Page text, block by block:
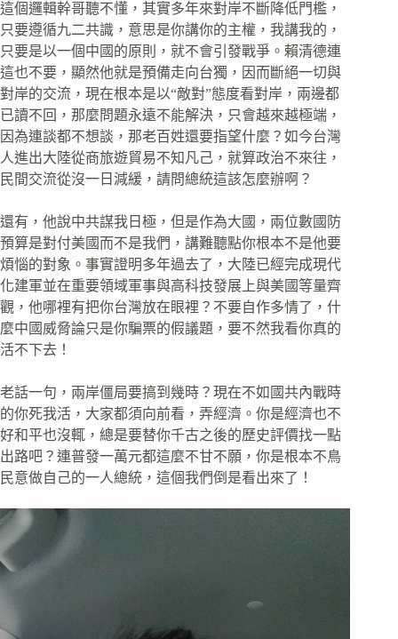
這個邏輯幹哥聽不懂，其實多年來對岸不斷降低門檻，
只要遵循九二共識，意思是你講你的主權，我講我的，
只要是以一個中國的原則，就不會引發戰爭。賴清德連
這也不要，顯然他就是預備走向台獨，因而斷絕一切與
對岸的交流，現在根本是以“敵對”態度看對岸，兩邊都
已讀不回，那麼問題永遠不能解決，只會越來越極端，
因為連談都不想談，那老百姓還要指望什麼？如今台灣
人進出大陸從商旅遊貿易不知凡己，就算政治不來往，
民間交流從沒一日減緩，請問總統這該怎麼辦啊？
還有，他說中共謀我日極，但是作為大國，兩位數國防
預算是對付美國而不是我們，講難聽點你根本不是他要
煩惱的對象。事實證明多年過去了，大陸已經完成現代
化建軍並在重要領域軍事與高科技發展上與美國等量齊
觀，他哪裡有把你台灣放在眼裡？不要自作多情了，什
麼中國威脅論只是你騙票的假議題，要不然我看你真的
活不下去！
老話一句，兩岸僵局要搞到幾時？現在不如國共內戰時
的你死我活，大家都須向前看，弄經濟。你是經濟也不
好和平也沒輒，總是要替你千古之後的歷史評價找一點
出路吧？連普發一萬元都這麼不甘不願，你是根本不鳥
民意做自己的一人總統，這個我們倒是看出來了！